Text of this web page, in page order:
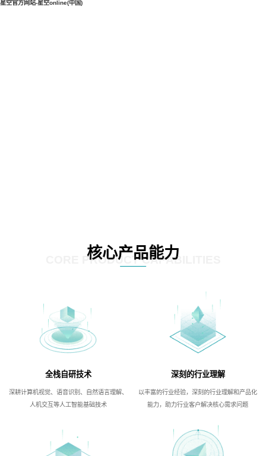
星空官方网站-星空online(中国)
核心产品能力
CORE PRODUCT CAPABILITIES
全栈自研技术
深耕计算机视觉、语音识别、自然语言理解、
人机交互等人工智能基础技术
深刻的行业理解
以丰富的行业经验，深刻的行业理解和产品化
能力，助力行业客户解决核心需求问题